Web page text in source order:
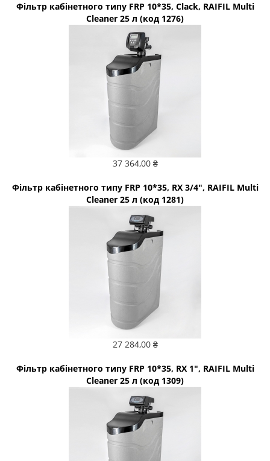
Фільтр кабінетного типу FRP 10*35, Clack, RAIFIL Multi
Cleaner 25 л (код 1276)
37 364,00 ₴
Фільтр кабінетного типу FRP 10*35, RX 3/4", RAIFIL Multi
Cleaner 25 л (код 1281)
27 284,00 ₴
Фільтр кабінетного типу FRP 10*35, RX 1", RAIFIL Multi
Cleaner 25 л (код 1309)